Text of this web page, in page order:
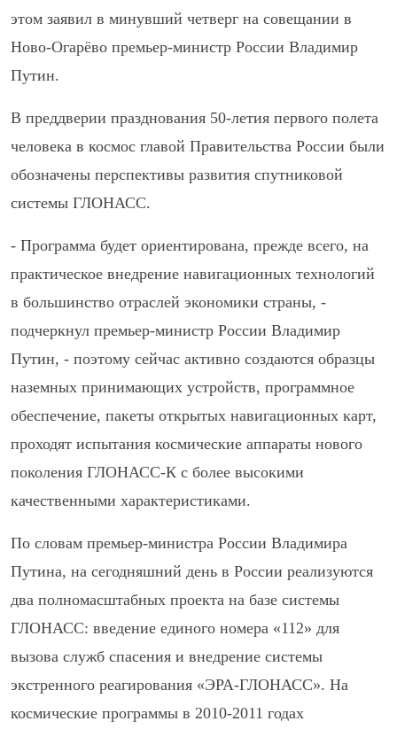
этом заявил в минувший четверг на совещании в
Ново-Огарёво премьер-министр России Владимир
Путин.
В преддверии празднования 50-летия первого полета
человека в космос главой Правительства России были
обозначены перспективы развития спутниковой
системы ГЛОНАСС.
- Программа будет ориентирована, прежде всего, на
практическое внедрение навигационных технологий
в большинство отраслей экономики страны, -
подчеркнул премьер-министр России Владимир
Путин, - поэтому сейчас активно создаются образцы
наземных принимающих устройств, программное
обеспечение, пакеты открытых навигационных карт,
проходят испытания космические аппараты нового
поколения ГЛОНАСС-К с более высокими
качественными характеристиками.
По словам премьер-министра России Владимира
Путина, на сегодняшний день в России реализуются
два полномасштабных проекта на базе системы
ГЛОНАСС: введение единого номера «112» для
вызова служб спасения и внедрение системы
экстренного реагирования «ЭРА-ГЛОНАСС». На
космические программы в 2010-2011 годах